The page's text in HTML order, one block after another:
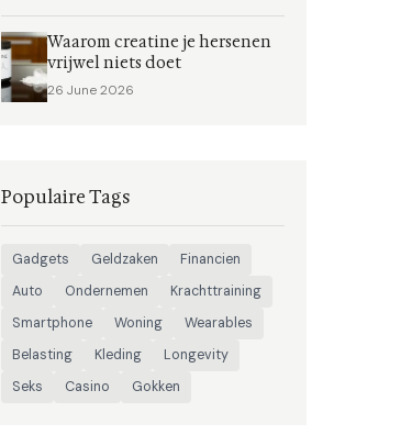
Waarom creatine je hersenen
vrijwel niets doet
26 June 2026
Populaire Tags
Gadgets Geldzaken
Financien
Auto
Ondernemen
Krachttraining
Smartphone
Woning
Wearables
Belasting
Kleding
Longevity
Seks
Casino Gokken